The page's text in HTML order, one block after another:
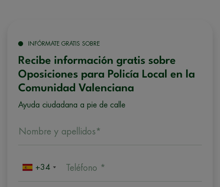
INFÓRMATE GRATIS SOBRE
Recibe información gratis sobre
Oposiciones para Policía Local en la
Comunidad Valenciana
Ayuda ciudadana a pie de calle
Nombre y apellidos*
+34 Teléfono *